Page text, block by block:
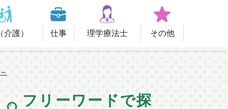
護） 仕事 理学療法士 その他
フリーワードで探